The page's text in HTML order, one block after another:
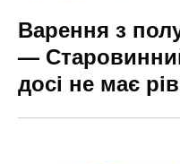
Варення з
—
досі не має